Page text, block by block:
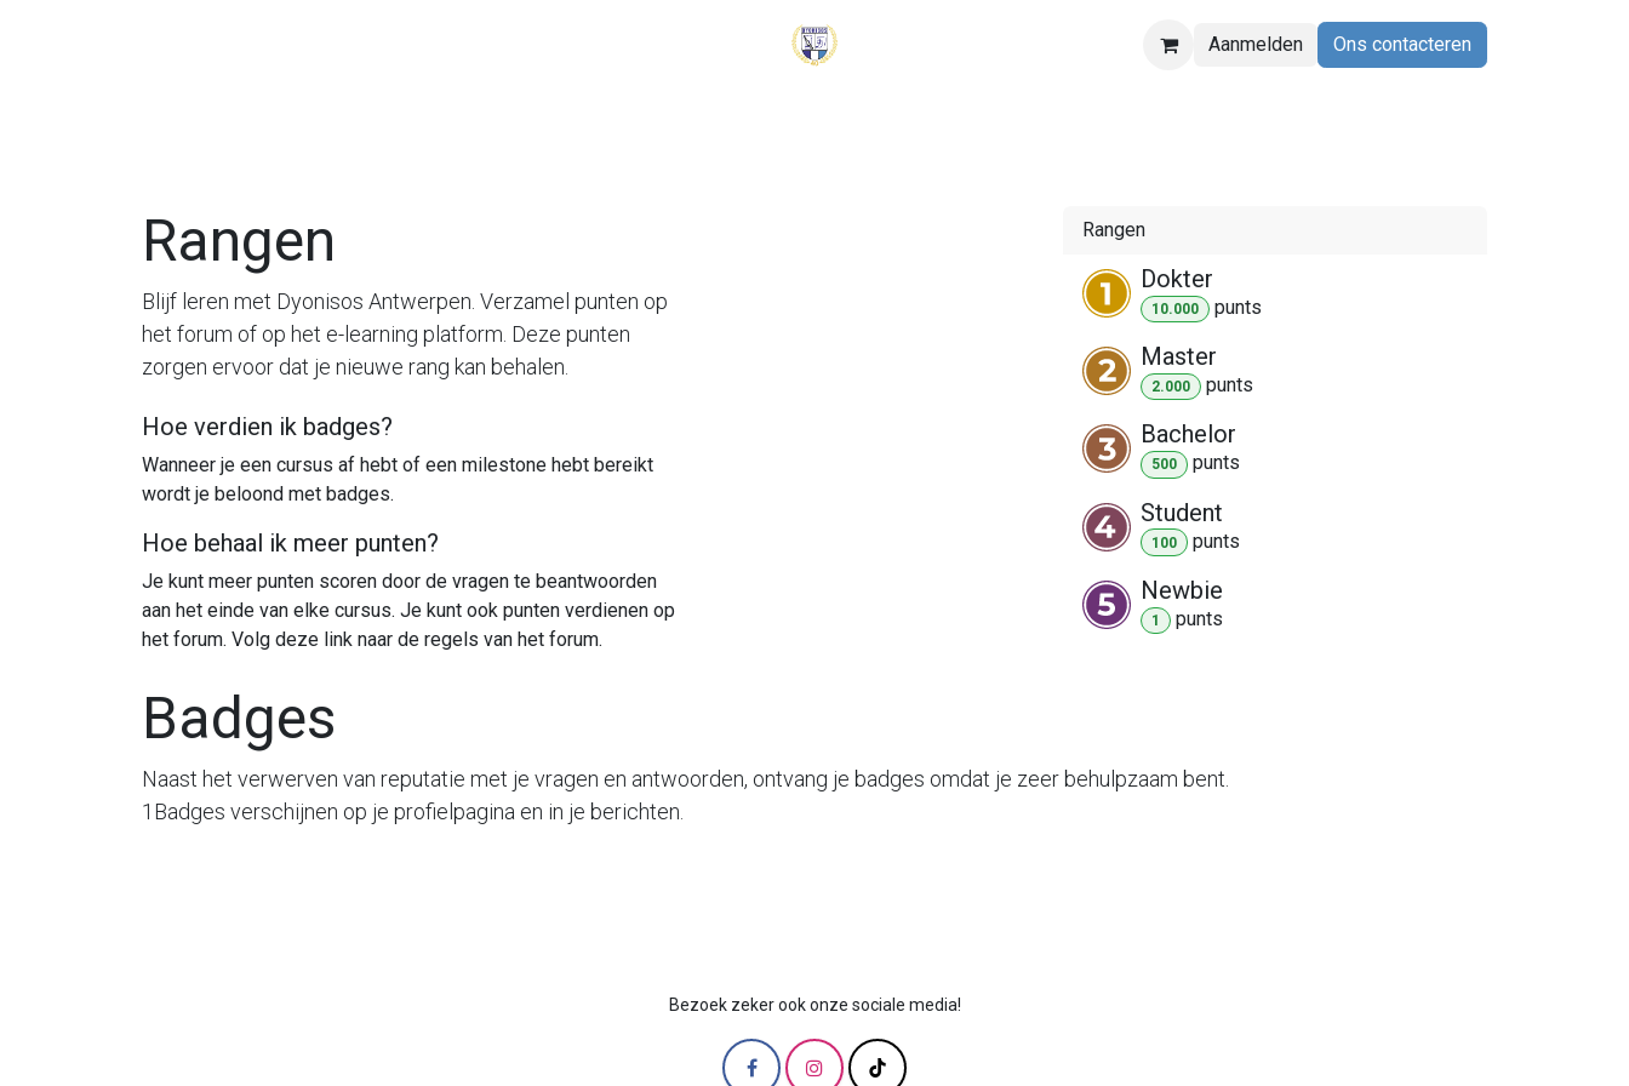
Aanmelden
Ons contacteren
Rangen
Blijf leren met Dyonisos Antwerpen. Verzamel punten op
het forum of op het e-learning platform. Deze punten
zorgen ervoor dat je nieuwe rang kan behalen.
Hoe verdien ik badges?
Wanneer je een cursus af hebt of een milestone hebt bereikt
wordt je beloond met badges.
Hoe behaal ik meer punten?
Je kunt meer punten scoren door de vragen te beantwoorden
aan het einde van elke cursus. Je kunt ook punten verdienen op
het forum. Volg deze link naar de regels van het forum.
Rangen
Dokter
10.000 punts
Master
2.000 punts
Bachelor
500 punts
Student
100 punts
Newbie
1 punts
Badges
Naast het verwerven van reputatie met je vragen en antwoorden, ontvang je badges omdat je zeer behulpzaam bent.
1Badges verschijnen op je profielpagina en in je berichten.
Bezoek zeker ook onze sociale media!